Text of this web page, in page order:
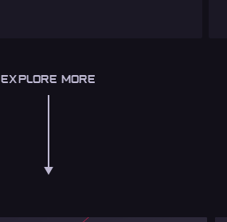
EXPLORE MORE